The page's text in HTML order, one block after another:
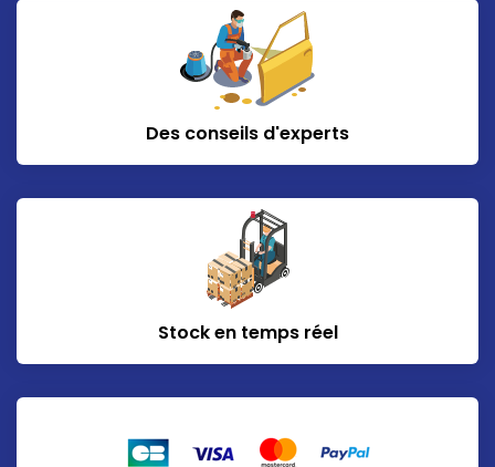
Des conseils d'experts
Stock en temps réel